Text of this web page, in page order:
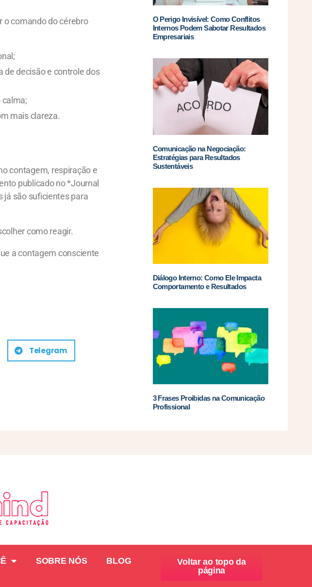
o comando do cérebro
de decisão e controle dos
mais clareza.
contagem, respiração e
publicado no *Journal
já são suficientes para
como reagir.
a contagem consciente
Telegram
O Perigo Invisível: Como Conflitos
Internos Podem Sabotar Resultados
Empresariais
Comunicação na Negociação:
Estratégias para Resultados
Sustentáveis
Diálogo Interno: Como Ele Impacta
Comportamento e Resultados
3 Frases Proibidas na Comunicação
Profissional
SOBRE NÓS BLOG
Voltar ao topo da
página